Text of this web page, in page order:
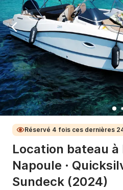
Réservé 4 fois ces dernières
Location bateau
Napoule ·
Sundeck (2024)